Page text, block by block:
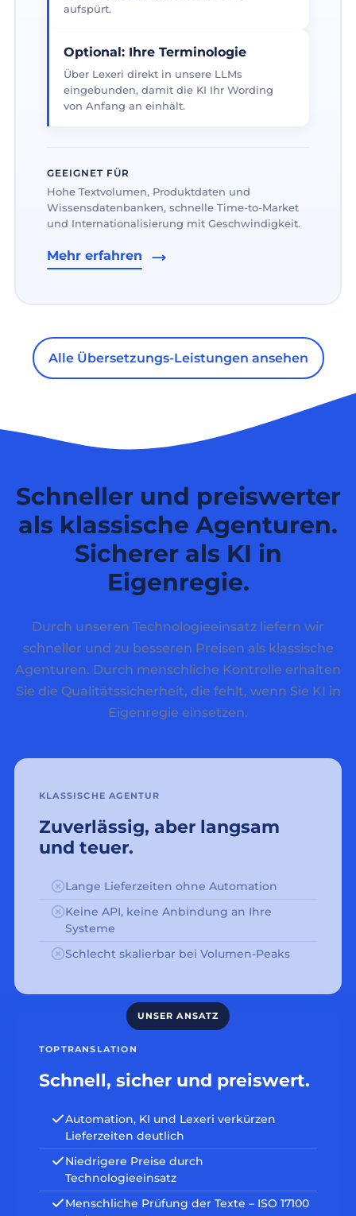
aufspürt.
Optional: Ihre Terminologie
Über Lexeri direkt in unsere LLMs
eingebunden, damit die KI Ihr Wording
von Anfang an einhält.
GEEIGNET FÜR
Hohe Textvolumen, Produktdaten und
Wissensdatenbanken, schnelle Time-to-Market
und Internationalisierung mit Geschwindigkeit.
Mehr erfahren
Alle Übersetzungs-Leistungen ansehen
Schneller und preiswerter
als klassische Agenturen.
Sicherer als KI in
Eigenregie.
Durch unseren Technologieeinsatz liefern wir
schneller und zu besseren Preisen als klassische
Agenturen. Durch menschliche Kontrolle erhalten
Sie die Qualitätssicherheit, die fehlt, wenn Sie KI in
Eigenregie einsetzen.
KLASSISCHE AGENTUR
Zuverlässig, aber langsam
und teuer.
Lange Lieferzeiten ohne Automation
Keine API, keine Anbindung an Ihre
Systeme
Schlecht skalierbar bei Volumen-Peaks
TOPTRANSLATION
Schnell, sicher und preiswert.
Automation, KI und Lexeri verkürzen
Lieferzeiten deutlich
Niedrigere Preise durch
Technologieeinsatz
Menschliche Prüfung der Texte – ISO 17100